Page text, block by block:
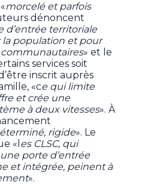
morcelé et parfois
dénoncent
d’entrée territoriale
population et pour
communautaires» et le
services soit
inscrit auprès
«ce qui limite
et crée une
à deux vitesses». À
rigide». Le
«l es CLSC, qui
porte d’entrée
et intégrée, peinent à
».